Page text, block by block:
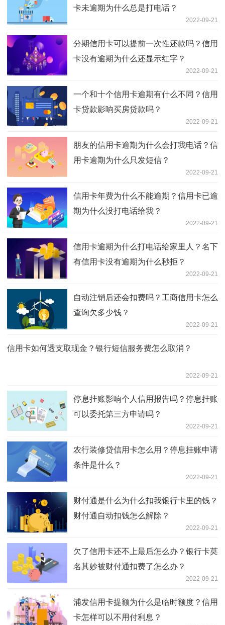
卡未逾期为什么总是打电话？
2022-09-21
分期信用卡可以提前一次性还款吗？信用
卡没有逾期为什么还显示红字？
2022-09-21
一个和十个信用卡逾期有什么不同？信用
卡贷款影响买房贷款吗？
2022-09-21
朋友的信用卡逾期为什么会打我电话？信
用卡逾期为什么只发短信？
2022-09-21
信用卡年费为什么不能逾期？信用卡已逾
期为什么没打电话给我？
2022-09-21
信用卡逾期为什么打电话给家里人？名下
有信用卡没有逾期为什么秒拒？
2022-09-21
自动注销后还会扣费吗？工商信用卡怎么
查询欠多少钱？
2022-09-21
信用卡如何透支取现金？银行短信服务费怎么取消？
2022-09-21
停息挂账影响个人信用报告吗？停息挂账
可以委托第三方申请吗？
2022-09-21
农行装修贷信用卡怎么用？停息挂账申请
条件是什么？
2022-09-21
财付通是什么为什么扣我银行卡里的钱？
财付通自动扣钱怎么解除？
2022-09-21
欠了信用卡还不上最后怎么办？银行卡莫
名其妙被财付通扣费了怎么办？
2022-09-21
浦发信用卡提额为什么是临时额度？信用
卡怎样可以不用付利息？